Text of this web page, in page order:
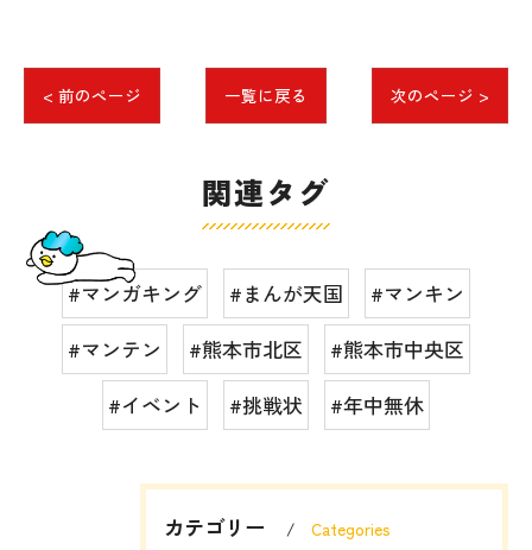
< 前のページ 一覧に戻る 次のページ >
関連タグ
#マンガキング #まんが天国
#マンキン
#マンテン
#熊本市北区
#熊本市中央区
#イベント
#挑戦状 #年中無休
カテゴリー Categories